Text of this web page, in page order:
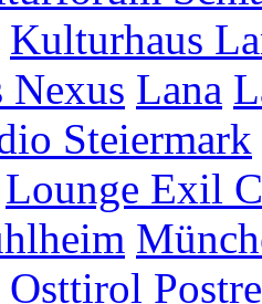
Kulturhaus
Nexus Lana
Steiermark
Lounge Exil
Osttirol